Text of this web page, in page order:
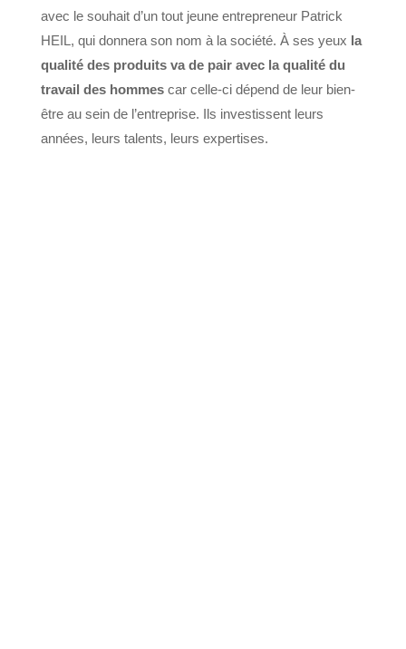
avec le souhait d’un tout jeune entrepreneur Patrick
HEIL, qui donnera son nom à la société. À ses yeux la
qualité des produits va de pair avec la qualité du
travail des hommes car celle-ci dépend de leur bien-
être au sein de l’entreprise. Ils investissent leurs
années, leurs talents, leurs expertises.